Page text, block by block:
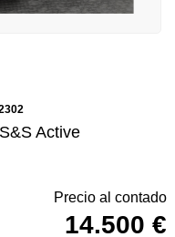
Active
Precio al contado
14.500 €